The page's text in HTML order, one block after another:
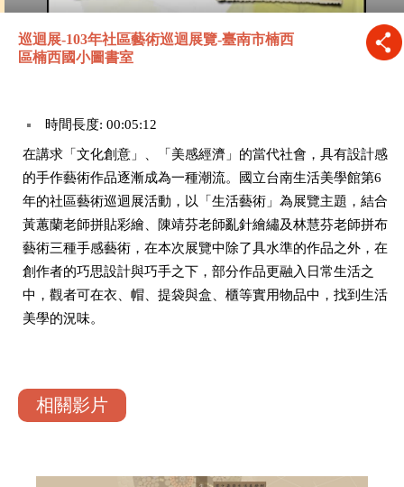
巡迴展-103年社區藝術巡迴展覽-臺南市楠西
區楠西國小圖書室
時間長度: 00:05:12
在講求「文化創意」、「美感經濟」的當代社會，具有設計感
的手作藝術作品逐漸成為一種潮流。國立台南生活美學館第6
年的社區藝術巡迴展活動，以「生活藝術」為展覽主題，結合
黃蕙蘭老師拼貼彩繪、陳靖芬老師亂針繪繡及林慧芬老師拼布
藝術三種手感藝術，在本次展覽中除了具水準的作品之外，在
創作者的巧思設計與巧手之下，部分作品更融入日常生活之
中，觀者可在衣、帽、提袋與盒、櫃等實用物品中，找到生活
美學的況味。
相關影片